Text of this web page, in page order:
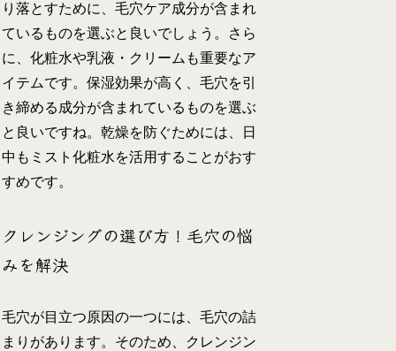
り落とすために、毛穴ケア成分が含まれ
ているものを選ぶと良いでしょう。さら
に、化粧水や乳液・クリームも重要なア
イテムです。保湿効果が高く、毛穴を引
き締める成分が含まれているものを選ぶ
と良いですね。乾燥を防ぐためには、日
中もミスト化粧水を活用することがおす
すめです。
クレンジングの選び方！毛穴の悩
みを解決
毛穴が目立つ原因の一つには、毛穴の詰
まりがあります。そのため、クレンジン